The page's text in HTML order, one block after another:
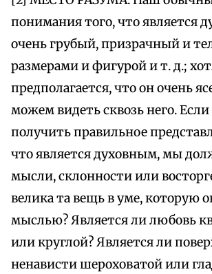
понимания того, что является
очень грубый, призрачный и
размерами и фигурой и т. д.;
предполагается, что он очень
можем видеть сквозь него.
получить правильное
что является духовным, мы
мысли, склонности или
велика та вещь в уме, которую
мыслью? Является ли любовь
или круглой? Является ли
ненависти шероховатой или